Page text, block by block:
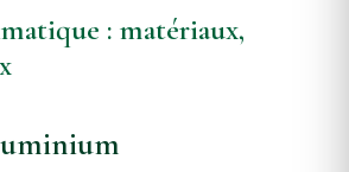
: matériaux,